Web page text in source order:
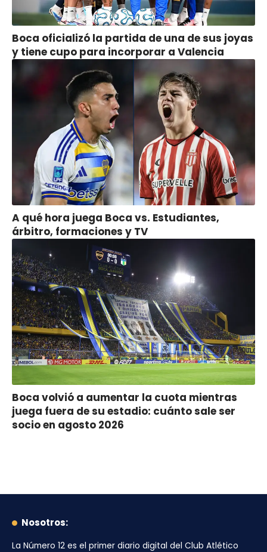
Boca oficializó la partida de una de sus joyas
y tiene cupo para incorporar a Valencia
A qué hora juega Boca vs. Estudiantes,
árbitro, formaciones y TV
Boca volvió a aumentar la cuota mientras
juega fuera de su estadio: cuánto sale ser
socio en agosto 2026
Nosotros:
La Número 12 es el primer diario digital del Club Atlético